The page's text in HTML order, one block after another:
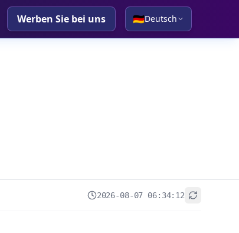
Werben Sie bei uns 🇩🇪Deutsch
2026-08-07 06:34:12